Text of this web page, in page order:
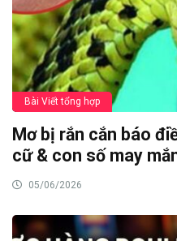
Bài Viết tổng hợp
Mơ bị rắn cắn báo
cữ & con số may
05/06/2026